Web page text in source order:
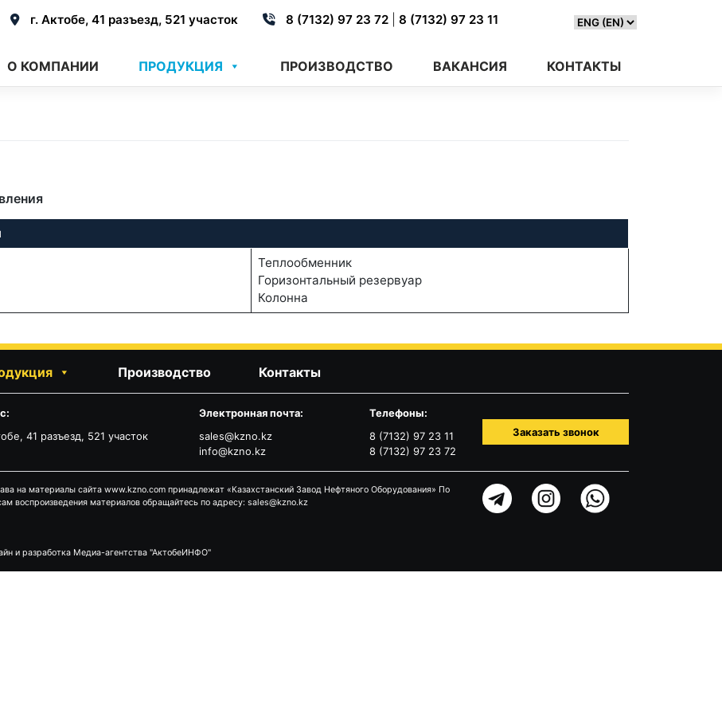
г. Актобе, 41 разъезд, 521 участок 8 (7132) 97 23 72 8 (7132) 97 23 11
О КОМПАНИИ ПРОДУКЦИЯ ПРОИЗВОДСТВО ВАКАНСИЯ КОНТАКТЫ
Теплообменник
Горизонтальный резервуар
Колонна
Производство Контакты
41 разъезд, 521 участок
Электронная почта:
sales@kzno.kz
info@kzno.kz
Телефоны:
8 (7132) 97 23 11
8 (7132) 97 23 72
Заказать звонок
на материалы сайта www.kzno.com принадлежат «Казахстанский Завод Нефтяного Оборудования» По
воспроизведения материалов обращайтесь по адресу: sales@kzno.kz
и разработка Медиа-агентства "АктобеИНФО"